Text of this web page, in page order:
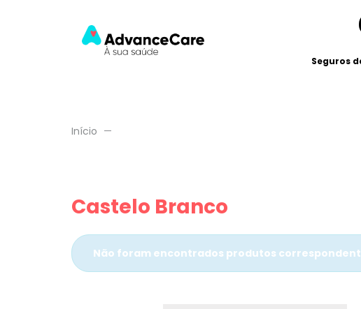
Seguros
Início
Castelo Branco
Não foram encontrados produtos